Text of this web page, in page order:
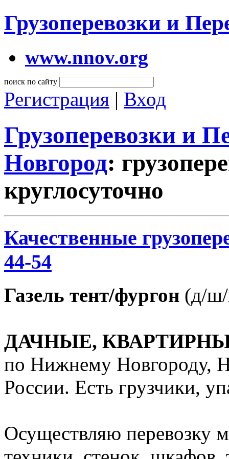
Грузоперевозки и
www.nnov.org
поиск по сайту
Регистрация | Вход
Грузоперевозки и
Новгород:
круглосуточно
Качественные
44-54
Газель тент/фургон (д/ш/
ДАЧНЫЕ,
по Нижнему Новгороду,
России. Есть грузчики,
Осуществляю перевозку